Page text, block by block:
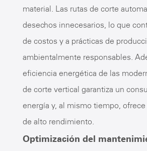
material. Las rutas de corte
desechos innecesarios, lo que
de costos y a prácticas de
ambientalmente responsables.
eficiencia energética de las
de corte vertical garantiza un
energía y, al mismo tiempo,
de alto rendimiento.
Optimización del